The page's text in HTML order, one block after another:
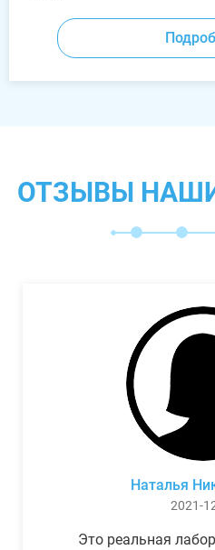
ОТЗЫВЫ
Наталья
2021-
Это реальная